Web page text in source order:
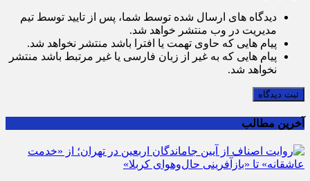
دیدگاه های ارسال شده توسط شما، پس از تایید توسط تیم
مدیریت در وب منتشر خواهد شد.
پیام هایی که حاوی تهمت یا افترا باشد منتشر نخواهد شد.
پیام هایی که به غیر از زبان فارسی یا غیر مرتبط باشد منتشر
نخواهد شد.
ثبت دیدگاه
آخرین مطالب